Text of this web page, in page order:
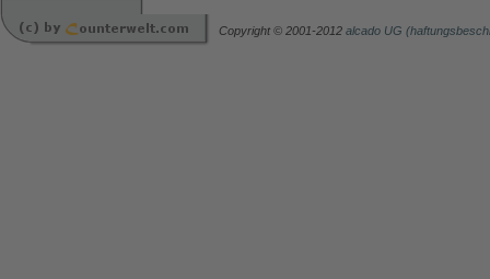
Copyright © 2001-2012 alcado UG